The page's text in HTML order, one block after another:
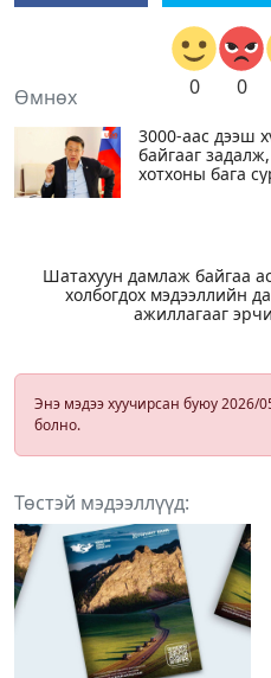
0 0
Өмнөх
3000-аас дээш
байгааг
хотхоны бага
Шатахуун дамлаж байгаа
холбогдох мэдээллийн
ажиллагааг
Энэ мэдээ хуучирсан буюу 2026/
болно.
Төстэй мэдээллүүд: